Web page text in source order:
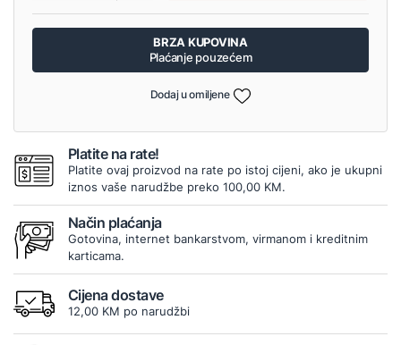
BRZA KUPOVINA
Plaćanje pouzećem
Dodaj u omiljene
Platite na rate!
Platite ovaj proizvod na rate po istoj cijeni, ako je ukupni
iznos vaše narudžbe preko 100,00 KM.
Način plaćanja
Gotovina, internet bankarstvom, virmanom i kreditnim
karticama.
Cijena dostave
12,00 KM po narudžbi